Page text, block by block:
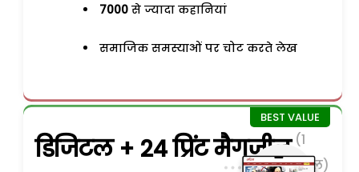
7000से ज्यादा कहानियां
समाजिक समस्याओं पर चोट करते लेख
डिजिटल + 24 प्रिंट मैगजीन (1
साल)